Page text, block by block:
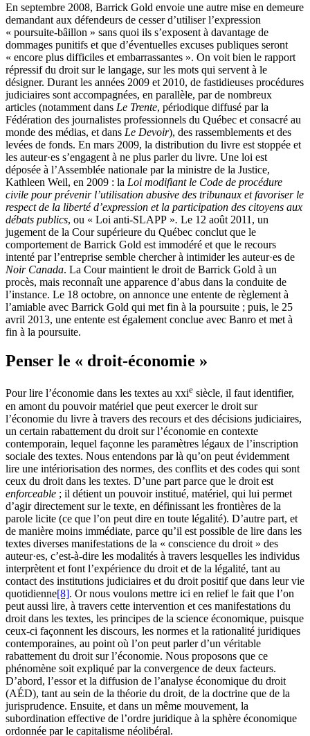
En septembre 2008, Barrick Gold envoie une autre mise en demeure
demandant aux défendeurs de cesser d’utiliser l’expression
« poursuite-bâillon » sans quoi ils s’exposent à davantage de
dommages punitifs et que d’éventuelles excuses publiques seront
« encore plus difficiles et embarrassantes ». On voit bien le rapport
répressif du droit sur le langage, sur les mots qui servent à le
désigner. Durant les années 2009 et 2010, de fastidieuses procédures
judiciaires sont accompagnées, en parallèle, par de nombreux
articles (notamment dans Le Trente, périodique diffusé par la
Fédération des journalistes professionnels du Québec et consacré au
monde des médias, et dans Le Devoir), des rassemblements et des
levées de fonds. En mars 2009, la distribution du livre est stoppée et
les auteur·es s’engagent à ne plus parler du livre. Une loi est
déposée à l’Assemblée nationale par la ministre de la Justice,
Kathleen Weil, en 2009 : la Loi modifiant le Code de procédure
civile pour prévenir l’utilisation abusive des tribunaux et favoriser le
respect de la liberté d’expression et la participation des citoyens aux
débats publics, ou « Loi anti-SLAPP ». Le 12 août 2011, un
jugement de la Cour supérieure du Québec conclut que le
comportement de Barrick Gold est immodéré et que le recours
intenté par l’entreprise semble chercher à intimider les auteur·es de
Noir Canada. La Cour maintient le droit de Barrick Gold à un
procès, mais reconnaît une apparence d’abus dans la conduite de
l’instance. Le 18 octobre, on annonce une entente de règlement à
l’amiable avec Barrick Gold qui met fin à la poursuite ; puis, le 25
avril 2013, une entente est également conclue avec Banro et met à
fin à la poursuite.
Penser le « droit-économie »
Pour lire l’économie dans les textes au xxie siècle, il faut identifier,
en amont du pouvoir matériel que peut exercer le droit sur
l’économie du livre à travers des recours et des décisions judiciaires,
un certain rabattement du droit sur l’économie en contexte
contemporain, lequel façonne les paramètres légaux de l’inscription
sociale des textes. Nous entendons par là qu’on peut évidemment
lire une intériorisation des normes, des conflits et des codes qui sont
ceux du droit dans les textes. D’une part parce que le droit est
enforceable ; il détient un pouvoir institué, matériel, qui lui permet
d’agir directement sur le texte, en définissant les frontières de la
parole licite (ce que l’on peut dire en toute légalité). D’autre part, et
de manière moins immédiate, parce qu’il est possible de lire dans les
textes diverses manifestations de la « conscience du droit » des
auteur·es, c’est-à‑dire les modalités à travers lesquelles les individus
interprètent et font l’expérience du droit et de la légalité, tant au
contact des institutions judiciaires et du droit positif que dans leur vie
quotidienne[8]. Or nous voulons mettre ici en relief le fait que l’on
peut aussi lire, à travers cette intervention et ces manifestations du
droit dans les textes, les principes de la science économique, puisque
ceux-ci façonnent les discours, les normes et la rationalité juridiques
contemporaines, au point où l’on peut parler d’un véritable
rabattement du droit sur l’économie. Nous proposons que ce
phénomène soit expliqué par la convergence de deux facteurs.
D’abord, l’essor et la diffusion de l’analyse économique du droit
(AÉD), tant au sein de la théorie du droit, de la doctrine que de la
jurisprudence. Ensuite, et dans un même mouvement, la
subordination effective de l’ordre juridique à la sphère économique
ordonnée par le capitalisme néolibéral.